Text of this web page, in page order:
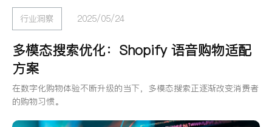
行业洞察 2025/05/24
多模态搜索优化：Shopify 语音购物适配
方案
在数字化购物体验不断升级的当下，多模态搜索正逐渐改变消费者
的购物习惯。